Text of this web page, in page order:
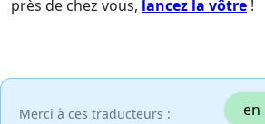
près de chez vous, lancez la vôtre !
Merci à ces traducteurs : en